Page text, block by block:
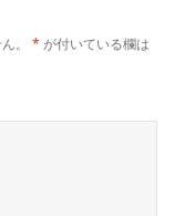
。 * が付いている欄は